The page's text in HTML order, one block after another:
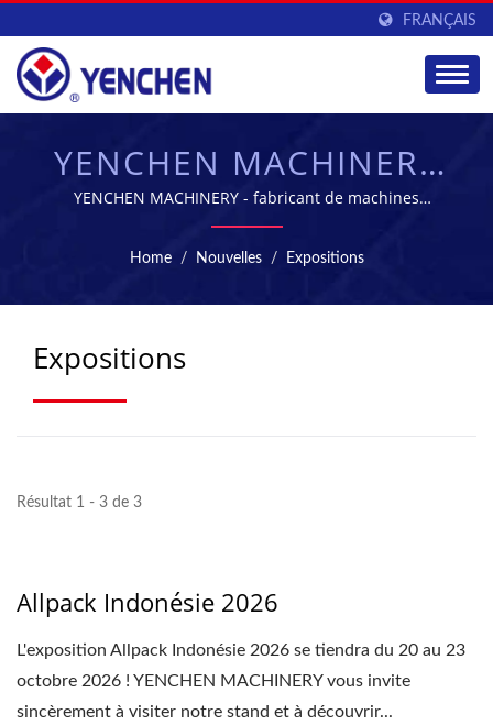
FRANÇAIS
YENCHEN MACHINERY
CO., LTD.
YENCHEN MACHINERY - fabricant de machines
pharmaceutiques leader à Taïwan
Home / Nouvelles / Expositions
Expositions
Résultat 1 - 3 de 3
Allpack Indonésie 2026
L'exposition Allpack Indonésie 2026 se tiendra du 20 au 23
octobre 2026 ! YENCHEN MACHINERY vous invite
sincèrement à visiter notre stand et à découvrir...